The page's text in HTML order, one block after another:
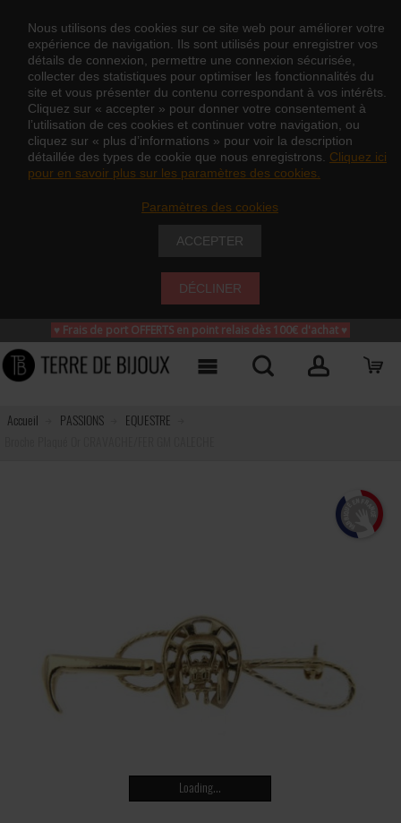
Nous utilisons des cookies sur ce site web pour améliorer votre
expérience de navigation. Ils sont utilisés pour enregistrer vos
détails de connexion, permettre une connexion sécurisée,
collecter des statistiques pour optimiser les fonctionnalités du
site et vous présenter du contenu correspondant à vos intérêts.
Cliquez sur « accepter » pour donner votre consentement à
l’utilisation de ces cookies et continuer votre navigation, ou
cliquez sur « plus d’informations » pour voir la description
détaillée des types de cookie que nous enregistrons. Cliquez ici
pour en savoir plus sur les paramètres des cookies.
Paramètres des cookies
ACCEPTER
DÉCLINER
♥ Frais de port OFFERTS en point relais dès 100€ d'achat ♥
Accueil PASSIONS
EQUESTRE
Loading...